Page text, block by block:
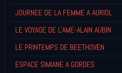
JOURNEE DE LA FEMME A AURIOL
LE VOYAGE DE L'AME-ALAIN AUBIN
LE PRINTEMPS DE BEETHOVEN
ESPACE SIMIANE A GORDES